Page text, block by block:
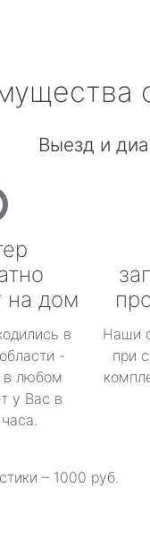
Выезд и
на дом
в
-
в любом
у Вас в
Наши
при
– 1000 руб.